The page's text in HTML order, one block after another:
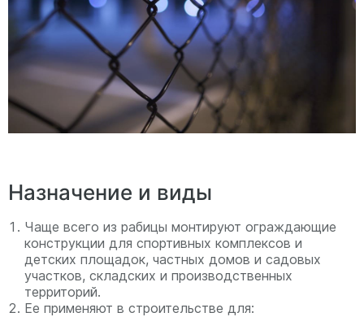
Назначение и виды
Чаще всего из рабицы монтируют ограждающие
конструкции для спортивных комплексов и
детских площадок, частных домов и садовых
участков, складских и производственных
территорий.
Ее применяют в строительстве для: